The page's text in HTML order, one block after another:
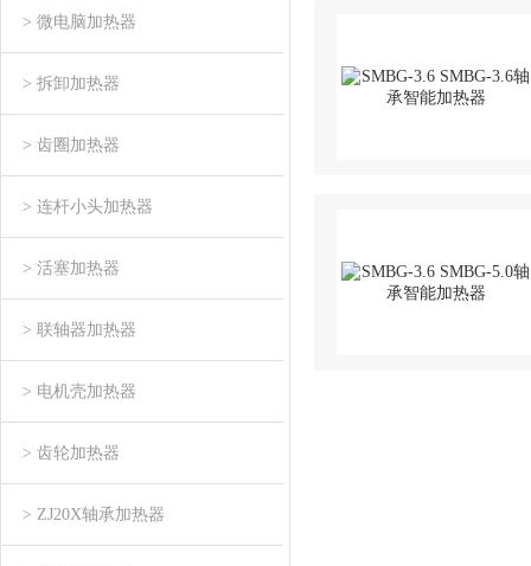
> 微电脑加热器
> 拆卸加热器
> 齿圈加热器
> 连杆小头加热器
> 活塞加热器
> 联轴器加热器
> 电机壳加热器
> 齿轮加热器
> ZJ20X轴承加热器